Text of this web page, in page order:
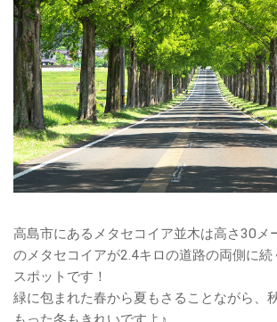
高島市にあるメタセコイア並木は高さ30メ
のメタセコイアが2.4キロの道路の両側に続
スポットです！
緑に包まれた春から夏もさることながら、